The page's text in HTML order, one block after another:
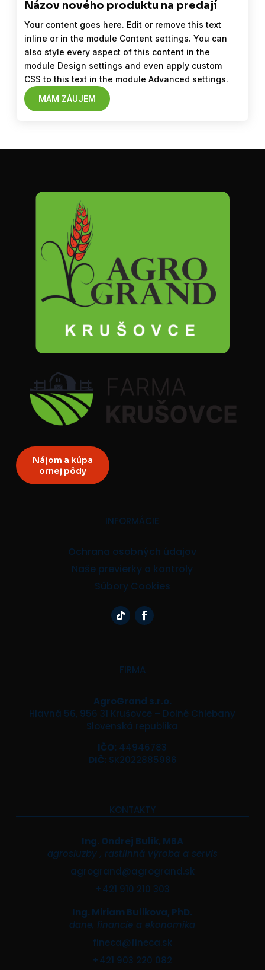
Názov nového produktu na predají
Your content goes here. Edit or remove this text
inline or in the module Content settings. You can
also style every aspect of this content in the
module Design settings and even apply custom
CSS to this text in the module Advanced settings.
MÁM ZÁUJEM
Nájom a kúpa
ornej pôdy
INFORMÁCIE
Ochrana osobných údajov
Naše previerky a kontroly
Súbory Cookies
FIRMA
AgroGrand s.r.o.
Hlavná 56, 956 31 Krušovce – Dolné Chlebany
Slovenská republika
IČO: 44946783
DIČ: SK2022885986
KONTAKTY
Ing. Ondrej Bulik, MBA
agrosluzby , rastlinná výroba a servis
agrogrand@agrogrand.sk
+421 910 210 303
Ing. Miriam Bulikova, PhD.
dane, financie a ekonomika
fineca@fineca.sk
+421 903 220 082